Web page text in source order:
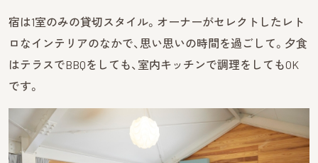
宿は1室のみの貸切スタイル。オーナーがセレクトしたレト
ロなインテリアのなかで、思い思いの時間を過ごして。夕食
はテラスでBBQをしても、室内キッチンで調理をしてもOK
です。